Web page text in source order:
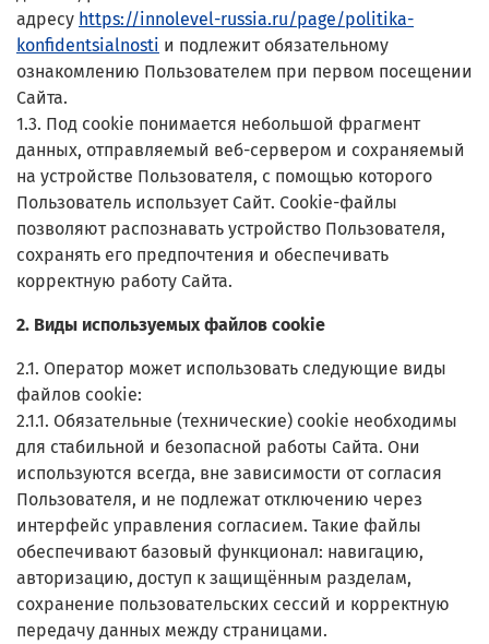
адресу https://innolevel-russia.ru/page/politika-
konfidentsialnosti и подлежит обязательному
ознакомлению Пользователем при первом посещении
Сайта.
1.3. Под cookie понимается небольшой фрагмент
данных, отправляемый веб-сервером и сохраняемый
на устройстве Пользователя, с помощью которого
Пользователь использует Сайт. Cookie-файлы
позволяют распознавать устройство Пользователя,
сохранять его предпочтения и обеспечивать
корректную работу Сайта.
2. Виды используемых файлов cookie
2.1. Оператор может использовать следующие виды
файлов cookiе:
2.1.1. Обязательные (технические) cookie необходимы
для стабильной и безопасной работы Сайта. Они
используются всегда, вне зависимости от согласия
Пользователя, и не подлежат отключению через
интерфейс управления согласием. Такие файлы
обеспечивают базовый функционал: навигацию,
авторизацию, доступ к защищённым разделам,
сохранение пользовательских сессий и корректную
передачу данных между страницами.